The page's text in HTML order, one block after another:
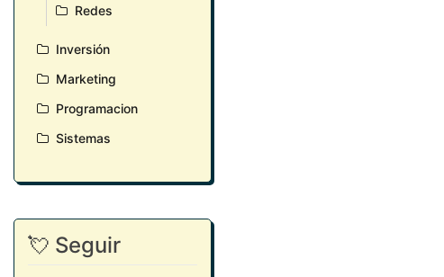
Redes
Inversión
Marketing
Programacion
Sistemas
💘 Seguir